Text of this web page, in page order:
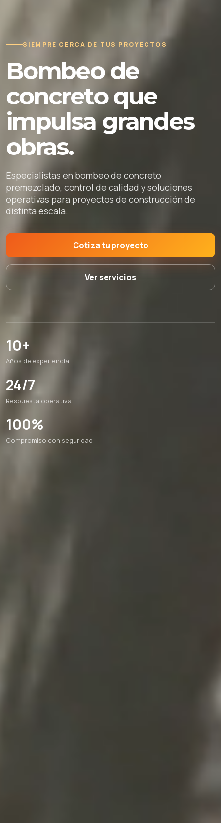
SIEMPRE CERCA DE TUS PROYECTOS
Bombeo de
concreto que
impulsa grandes
obras.
Especialistas en bombeo de concreto
premezclado, control de calidad y soluciones
operativas para proyectos de construcción de
distinta escala.
Cotiza tu proyecto
Ver servicios
10+
Años de experiencia
24/7
Respuesta operativa
100%
Compromiso con seguridad